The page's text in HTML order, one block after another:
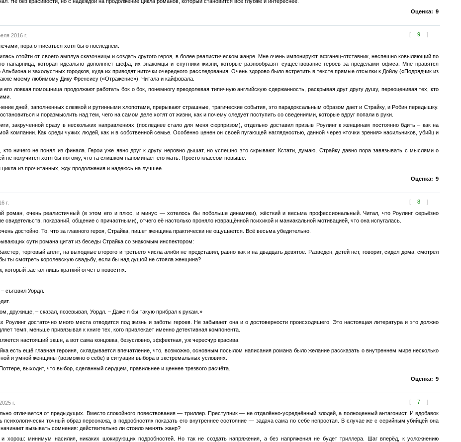
Оценка: 9
[ 9 ]
2016 г.
пора отписаться хотя бы о последнем.
отойти от своего амплуа сказочницы и создать другого героя, в более реалистическом жанре. Мне очень импонируют афганец-отставник, неспешно ковыляющий по
напарница, которая идеально дополняет шефа, их знакомцы и спутники жизни, которые разнообразят существование героев за пределами офиса. Мне нравятся
и захолустных городков, куда их приводят ниточки очередного расследования. Очень здорово было встретить в тексте прямые отсылки к Дойлу («Подрядчик из
моему любимому Дику Френсису («Отражение»). Читала и кайфовала.
его ловкая помощница продолжают работать бок о бок, понемногу преодолевая типичную английскую сдержанность, раскрывая друг другу душу, переоценивая тех, кто
дней, заполненных слежкой и рутинными хлопотами, прерывают страшные, трагические события, это парадоксальным образом дает и Страйку, и Робин передышку.
и поразмыслить над тем, чего на самом деле хотят от жизни, как и почему следует поступить со сведениями, которые вдруг попали в руки.
закрученной сразу в нескольких направлениях (последнее стало для меня сюрпризом), отдельно доставил призыв Роулинг к женщинам постоянно бдить – как на
компании. Как среди чужих людей, как и в собственной семье. Особенно ценен он своей пугающей наглядностью, данной через «точки зрения» насильников, убийц и
кто ничего не понял из финала. Герои уже явно друг к другу неровно дышат, но успешно это скрывают. Кстати, думаю, Страйку давно пора завязывать с мыслями о
не получится хотя бы потому, что та слишком напоминает его мать. Просто классом повыше.
из прочитанных, жду продолжения и надеюсь на лучшее.
Оценка: 9
[ 8 ]
г.
роман, очень реалистичный (в этом его и плюс, и минус — хотелось бы побольше динамики), жёсткий и весьма профессиональный. Читал, что Роулинг серьёзно
свидетельств, показаний, общение с причастными), отчего её настолько проняло извращённой психикой и маниакальной мотивацией, что она испугалась.
достойно. То, что за главного героя, Страйка, пишет женщина практически не ощущается. Всё весьма убедительно.
сути романа цитат из беседы Страйка со знакомым инспектором:
торговый агент, на выходные второго и третьего числа алиби не представил, равно как и на двадцать девятое. Разведен, детей нет, говорит, сидел дома, смотрел
ты смотреть королевскую свадьбу, если бы над душой не стояла женщина?
который застал лишь краткий отчет в новостях.
съязвил Уордл.
дружище, – сказал, позевывая, Уордл. – Даже я бы такую прибрал к рукам.»
Роулинг достаточно много места отводится под жизнь и заботы героев. Не забывает она и о достоверности происходящего. Это настоящая литература и это должно
темп, меньше привязывая к книге тех, кого привлекает именно детективная компонента.
настоящий экшн, а вот сама концовка, безусловно, эффектная, уж чересчур красива.
есть ещё главная героиня, складывается впечатление, что, возможно, основным посылом написания романа было желание рассказать о внутреннем мире несколько
и умной женщины (возможно о себе) в ситуации выбора в экстремальных условиях.
выходит, что выбор, сделанный сердцем, правильнее и ценнее трезвого расчёта.
Оценка: 9
[ 7 ]
г.
отличается от предыдущих. Вместо спокойного повествования — триллер. Преступник — не отдалённо-усреднённый злодей, а полноценный антагонист. И вдобавок
точный образ персонажа, в подробностях показать его внутреннее состояние — задача сама по себе непростая. В случае же с серийным убийцей она
вызывать сомнения: действительно ли стоило менять жанр?
хорош: минимум насилия, никаких шокирующих подробностей. Но так не создать напряжения, а без напряжения не будет триллера. Шаг вперёд, к усложнению